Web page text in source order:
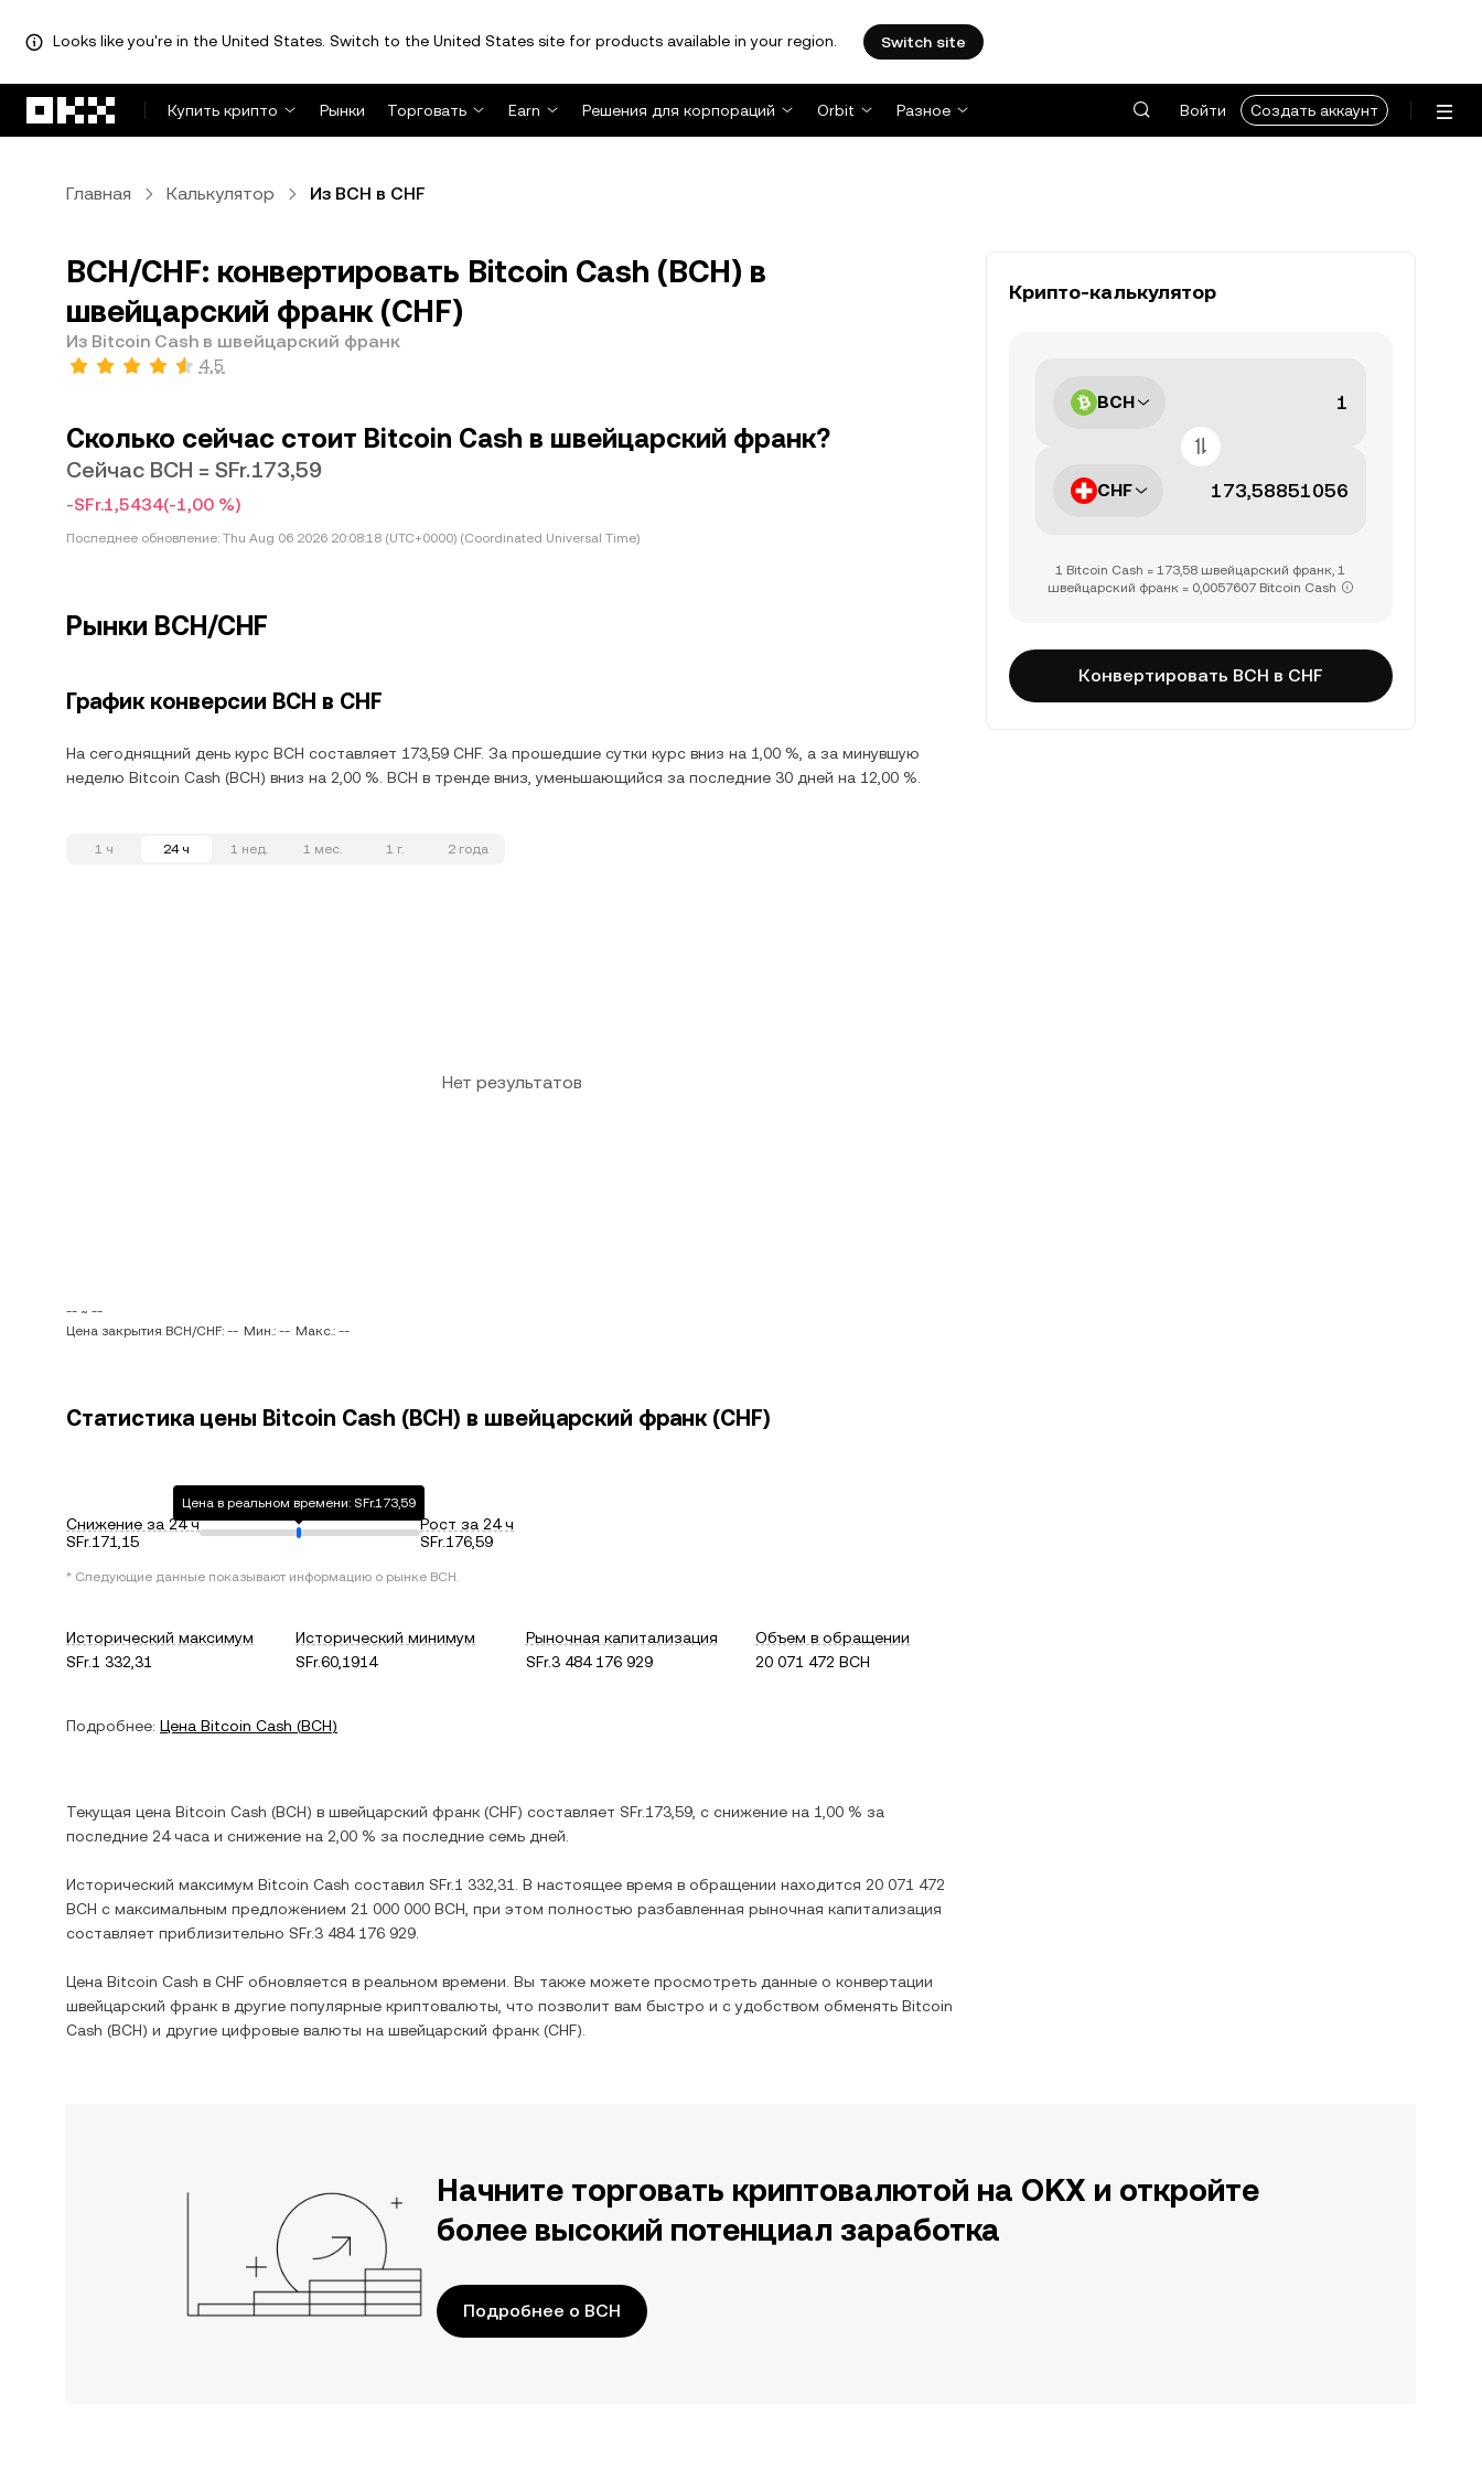
Looks like you're in the United States. Switch to the United States site for products available in your region. Switch site
Купить крипто
Рынки Торговать Earn Решения для корпораций Orbit Разное Войти Создать аккаунт
Главная Калькулятор Из BCH в CHF
BCH/CHF: конвертировать Bitcoin Cash (BCH) в
швейцарский франк (CHF)
Из Bitcoin Cash в швейцарский франк
4,5
Сколько сейчас стоит Bitcoin Cash в швейцарский франк?
Сейчас BCH = SFr.173,59
-SFr.1,5434(-1,00 %)
Последнее обновление: Thu Aug 06 2026 20:08:18 (UTC+0000) (Coordinated Universal Time)
Рынки BCH/CHF
График конверсии BCH в CHF
На сегоднящний день курс BCH составляет 173,59 CHF. За прошедшие сутки курс вниз на 1,00 %, а за минувшую
неделю Bitcoin Cash (BCH) вниз на 2,00 %. BCH в тренде вниз, уменьшающийся за последние 30 дней на 12,00 %.
1 ч 24 ч 1 нед. 1 мес. 1 г. 2 года
Нет результатов
-- ~ --
Цена закрытия BCH/CHF: -- Мин.: -- Макс.: --
Статистика цены Bitcoin Cash (BCH) в швейцарский франк (CHF)
Снижение за 24 ч
SFr.171,15
Цена в реальном времени: SFr.173,59
Рост за 24 ч
SFr.176,59
* Следующие данные показывают информацию о рынке BCH.
Исторический максимум
SFr.1 332,31
Исторический минимум
SFr.60,1914
Рыночная капитализация
SFr.3 484 176 929
Объем в обращении
20 071 472 BCH
Подробнее: Цена Bitcoin Cash (BCH)
Текущая цена Bitcoin Cash (BCH) в швейцарский франк (CHF) составляет SFr.173,59 , c снижение на 1,00 % за
последние 24 часа и снижение на 2,00 % за последние семь дней.
Исторический максимум Bitcoin Cash составил SFr.1 332,31 . В настоящее время в обращении находится 20 071 472
BCH с максимальным предложением 21 000 000 BCH , при этом полностью разбавленная рыночная капитализация
составляет приблизительно SFr.3 484 176 929
Цена Bitcoin Cash в CHF обновляется в реальном времени. Вы также можете просмотреть данные о конвертации
швейцарский франк в другие популярные криптовалюты, что позволит вам быстро и с удобством обменять Bitcoin
Cash (BCH) и другие цифровые валюты на швейцарский франк (CHF).
Крипто-калькулятор
BCH
CHF
1 Bitcoin Cash = 173,58 швейцарский франк, 1
швейцарский франк = 0,0057607 Bitcoin Cash
Конвертировать BCH в CHF
Начните торговать криптовалютой на OKX и откройте
более высокий потенциал заработка
Подробнее о BCH